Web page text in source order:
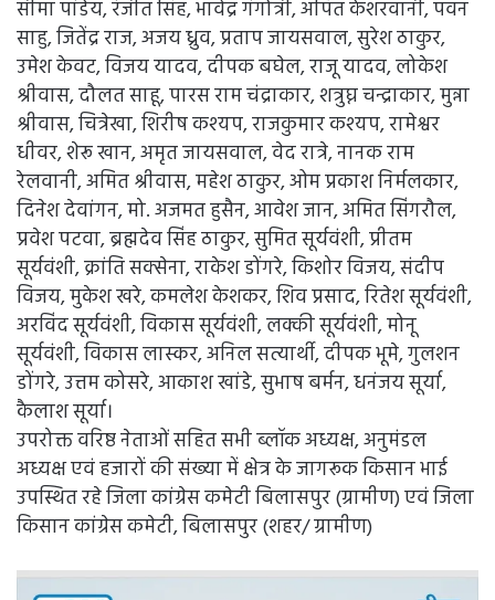
सीमा पांडेय, रंजीत सिंह, भावेंद्र गंगोत्री, अर्पित केशरवानी, पवन
साहु, जितेंद्र राज, अजय ध्रुव, प्रताप जायसवाल, सुरेश ठाकुर,
उमेश केवट, विजय यादव, दीपक बघेल, राजू यादव, लोकेश
श्रीवास, दौलत साहू, पारस राम चंद्राकार, शत्रुघ्न चन्द्राकार, मुन्ना
श्रीवास, चित्रेखा, शिरीष कश्यप, राजकुमार कश्यप, रामेश्वर
धीवर, शेरू खान, अमृत जायसवाल, वेद रात्रे, नानक राम
रेलवानी, अमित श्रीवास, महेश ठाकुर, ओम प्रकाश निर्मलकार,
दिनेश देवांगन, मो. अजमत हुसैन, आवेश जान, अमित सिंगरौल,
प्रवेश पटवा, ब्रह्मदेव सिंह ठाकुर, सुमित सूर्यवंशी, प्रीतम
सूर्यवंशी, क्रांति सक्सेना, राकेश डोंगरे, किशोर विजय, संदीप
विजय, मुकेश खरे, कमलेश केशकर, शिव प्रसाद, रितेश सूर्यवंशी,
अरविंद सूर्यवंशी, विकास सूर्यवंशी, लक्की सूर्यवंशी, मोनू
सूर्यवंशी, विकास लास्कर, अनिल सत्यार्थी, दीपक भूमे, गुलशन
डोंगरे, उत्तम कोसरे, आकाश खांडे, सुभाष बर्मन, धनंजय सूर्या,
कैलाश सूर्या।
उपरोक्त वरिष्ठ नेताओं सहित सभी ब्लॉक अध्यक्ष, अनुमंडल
अध्यक्ष एवं हजारों की संख्या में क्षेत्र के जागरूक किसान भाई
उपस्थित रहे जिला कांग्रेस कमेटी बिलासपुर (ग्रामीण) एवं जिला
किसान कांग्रेस कमेटी, बिलासपुर (शहर/ ग्रामीण)